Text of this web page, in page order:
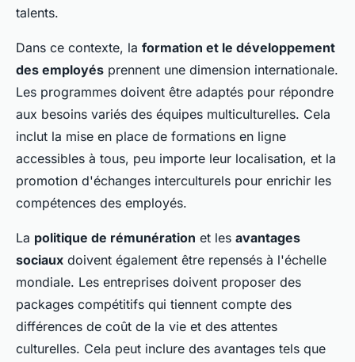
talents.
Dans ce contexte, la formation et le développement
des employés prennent une dimension internationale.
Les programmes doivent être adaptés pour répondre
aux besoins variés des équipes multiculturelles. Cela
inclut la mise en place de formations en ligne
accessibles à tous, peu importe leur localisation, et la
promotion d'échanges interculturels pour enrichir les
compétences des employés.
La politique de rémunération et les avantages
sociaux doivent également être repensés à l'échelle
mondiale. Les entreprises doivent proposer des
packages compétitifs qui tiennent compte des
différences de coût de la vie et des attentes
culturelles. Cela peut inclure des avantages tels que